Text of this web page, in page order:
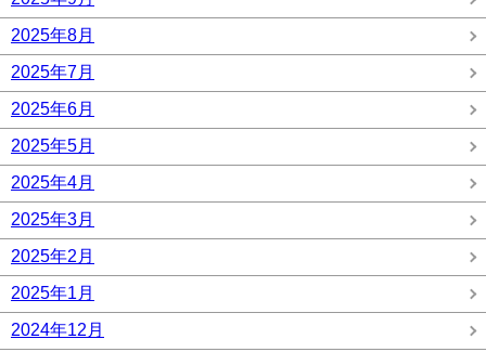
2025年8月
2025年7月
2025年6月
2025年5月
2025年4月
2025年3月
2025年2月
2025年1月
2024年12月